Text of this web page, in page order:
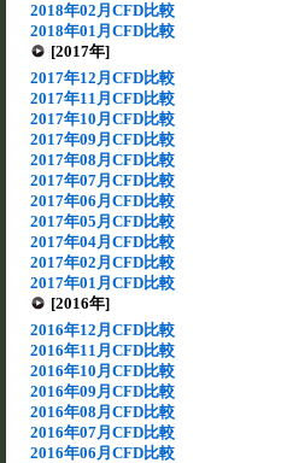
2018年02月CFD比較
2018年01月CFD比較
[2017年]
2017年12月CFD比較
2017年11月CFD比較
2017年10月CFD比較
2017年09月CFD比較
2017年08月CFD比較
2017年07月CFD比較
2017年06月CFD比較
2017年05月CFD比較
2017年04月CFD比較
2017年02月CFD比較
2017年01月CFD比較
[2016年]
2016年12月CFD比較
2016年11月CFD比較
2016年10月CFD比較
2016年09月CFD比較
2016年08月CFD比較
2016年07月CFD比較
2016年06月CFD比較